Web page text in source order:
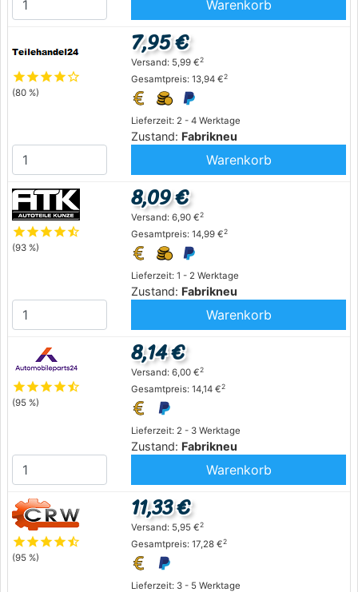
Warenkorb
starstarstarstarstar_outline
(80 %)
Lieferzeit: 2 - 4 Werktage
Zustand: Fabrikneu
7,95 €
Versand: 5,99 €2
Gesamtpreis: 13,94 €2
Warenkorb
starstarstarstarstar_half
(93 %)
Lieferzeit: 1 - 2 Werktage
Zustand: Fabrikneu
8,09 €
Versand: 6,90 €2
Gesamtpreis: 14,99 €2
Warenkorb
starstarstarstarstar_half
(95 %)
Lieferzeit: 2 - 3 Werktage
Zustand: Fabrikneu
8,14 €
Versand: 6,00 €2
Gesamtpreis: 14,14 €2
Warenkorb
starstarstarstarstar_half
(95 %)
Lieferzeit: 3 - 5 Werktage
11,33 €
Versand: 5,95 €2
Gesamtpreis: 17,28 €2